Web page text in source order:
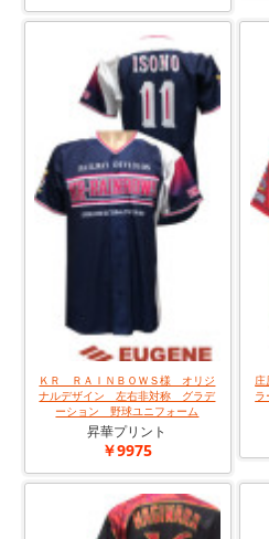
ＫＲ ＲＡＩＮＢＯＷＳ様 オリジ
ナルデザイン 左右非対称 グラデ
ーション 野球ユニフォーム
昇華プリント
￥9975